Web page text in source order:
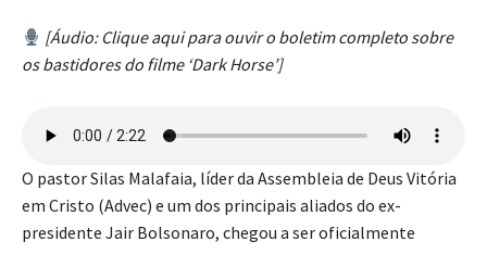
[Áudio: Clique aqui para ouvir o boletim completo sobre
os bastidores do filme ‘Dark Horse’]
O pastor Silas Malafaia, líder da Assembleia de Deus Vitória
em Cristo (Advec) e um dos principais aliados do ex-
presidente Jair Bolsonaro, chegou a ser oficialmente